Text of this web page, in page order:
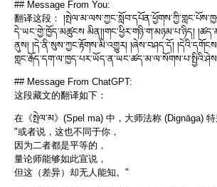
## Message From You:
翻译这段：
དེ་ཡང་གྱེ་ཁྱོད་མཚུངས མིན།།གང་ཕྱིར་གཉི་ག་མཉམ་པ་ཉིད།
ནུས། །དེ་ནི་སུས་ཀྱང་རྟོགས་མི་འགྱུར། །ཞེས་བཤད་དོ།
## Message From ChatGPT:
这段藏文的翻译如下：
在《སྤེལ་མ》(Spel ma) 中，大师法称 (Dignāga) 特
"或者说，这也不同于你，
因为二者都是平等的，
量论师能够如此宣说，
但这（差异）却无人能知。"